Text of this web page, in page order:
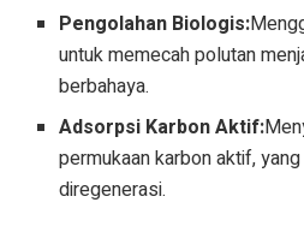
Pengolahan Biologis:
untuk memecah polutan
berbahaya.
Adsorpsi Karbon Aktif:
permukaan karbon aktif,
diregenerasi.